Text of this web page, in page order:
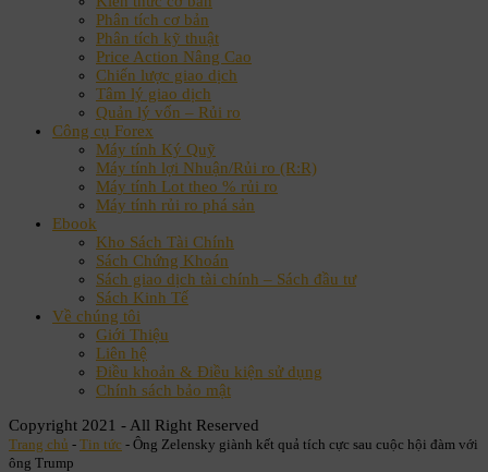
Phân tích cơ bản
Phân tích kỹ thuật
Price Action Nâng Cao
Chiến lược giao dịch
Tâm lý giao dịch
Quản lý vốn – Rủi ro
Công cụ Forex
Máy tính Ký Quỹ
Máy tính lợi Nhuận/Rủi ro (R:R)
Máy tính Lot theo % rủi ro
Máy tính rủi ro phá sản
Ebook
Kho Sách Tài Chính
Sách Chứng Khoán
Sách giao dịch tài chính – Sách đầu tư
Sách Kinh Tế
Về chúng tôi
Giới Thiệu
Liên hệ
Điều khoản & Điều kiện sử dụng
Chính sách bảo mật
Copyright 2021 - All Right Reserved
Trang chủ - Tin tức - Ông Zelensky giành kết quả tích cực sau cuộc hội đàm với
ông Trump